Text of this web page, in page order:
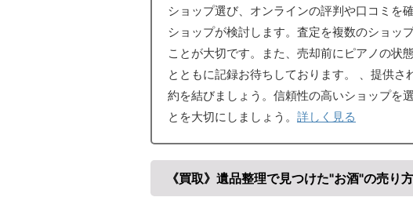
ショップ選び、オンラインの評判や口コミを
ショップが検討します。査定を複数のショッ
ことが大切です。また、売却前にピアノの状
とともに記録お待ちしております。 、提供
約を結びましょう。信頼性の高いショップを
とを大切にしましょう。 詳しく見る
《買取》遺品整理で見つけた"お酒"の売り